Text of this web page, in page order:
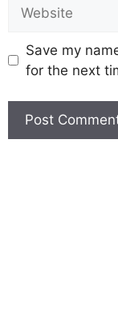
Save my
for the next